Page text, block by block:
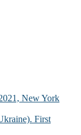
New York
First